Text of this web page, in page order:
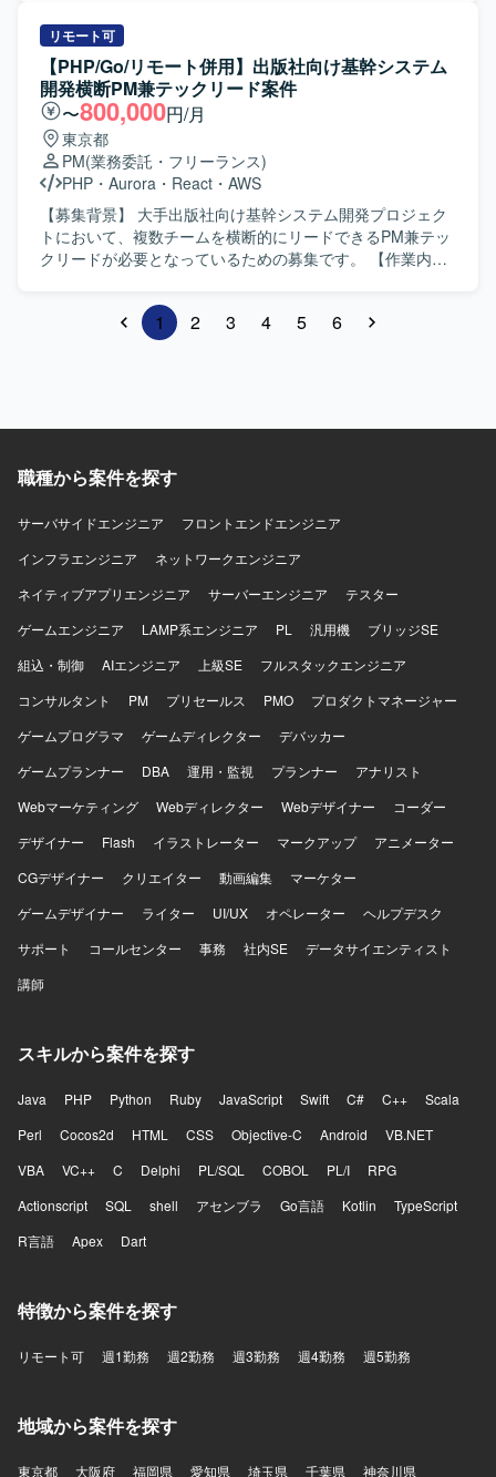
詳細設計から構築、ドキュメント作成、技術調整まで一連
の工程を通じて、上級エンジニアとしてのスキルを高めて
いただけます。 【開発環境】 Microsoft Azure をベースと
したクラウド基盤環境で作業していただきます。 IaCには
Bicep、ARM Template、Terraformなどを用い、Azure
PolicyやRBACなどを活用したガバナンス・権限管理を行い
ます。 必要に応じてAzure DevOpsなどのサービスを利用し
ながら、設計書・パラメータシートなど各種技術ドキュメ
ントを整備していただきます。
Bitrise、GitHub Actions、Terraform、BigQuery、Figmaな
どを使用します。
よびJP1ジョブのデプロイ、GrafanaやCloudWatchを用いた
監視運用、Webシステム開発環境の構築・保守運用、SQL
Serverの保守運用などを行っていただきます。 【求める人
物像】 主体的に課題解決へ取り組める方、自ら考え行動し
つつ周囲と連携しながら業務を推進できる方、新しい技術
に積極的にチャレンジできる方を求めています。 【ポジシ
ョンの魅力】 複数のクラウドプラットフォーム上でのサー
バー運用や監視運用、デプロイ業務を通じて、インフラ構
築から運用まで一貫した経験を積むことができる環境で
す。大規模なシステム基盤の運用ノウハウやIaCなどの最新
技術に触れながらスキルアップを図ることができます。
Microsoft SQL Server、JP1、Grafana、CloudWatch、Git、
Terraform、Ansible、PowerShell、GitHub Actionsなどの環
境で業務を行います。
リモート可
【PHP/Go/リモート併用】出版社向け基幹システム
開発横断PM兼テックリード案件
〜800,000円/月
東京都
PM(業務委託・フリーランス)
PHP ・ Aurora ・ React ・ AWS
【募集背景】 大手出版社向け基幹システム開発プロジェク
トにおいて、複数チームを横断的にリードできるPM兼テッ
クリードが必要となっているための募集です。 【作業内
ただきます。 ユーザーとの要件定義および折衝を担当して
いただきます。 コードレビューを含む技術的な品質管理を
行っていただきます。 テストシナリオの策定・管理を実施
ら、課題解決に主体的に取り組める方を歓迎いたします。
て、3チームを横断するPM兼テックリードとして上流から
中心とした技術スタックに加え、モダンなインフラ環境に
積むことができます。 【開発環境】 言語：PHP、Go、
TypeScript フレームワーク：Gin、GORM、Node.js、
ツール：AWS、Terraform、GitHub、NewRelic、Docker
1 2 3 4 5 6
職種から案件を探す
サーバサイドエンジニア
フロントエンドエンジニア
インフラエンジニア
ネットワークエンジニア
ネイティブアプリエンジニア
サーバーエンジニア
テスター
ゲームエンジニア
LAMP系エンジニア PL 汎用機
ブリッジSE
組込・制御
AIエンジニア 上級SE
フルスタックエンジニア
コンサルタント
PM プリセールス PMO
プロダクトマネージャー
ゲームプログラマ
ゲームディレクター
デバッカー
ゲームプランナー
DBA 運用・監視 プランナー
アナリスト
Webマーケティング
Webディレクター Webデザイナー
コーダー
デザイナー
Flash イラストレーター マークアップ
アニメーター
CGデザイナー
クリエイター 動画編集
マーケター
ゲームデザイナー
ライター UI/UX オペレーター
ヘルプデスク
サポート
コールセンター 事務 社内SE
データサイエンティスト
講師
スキルから案件を探す
Java PHP Python Ruby JavaScript Swift C# C++
Scala
Perl
Cocos2d HTML CSS Objective-C Android
VB.NET
VBA
VC++ C Delphi PL/SQL COBOL PL/I
RPG
Actionscript
SQL shell アセンブラ Go言語 Kotlin
TypeScript
R言語
Apex Dart
特徴から案件を探す
リモート可 週1勤務 週2勤務 週3勤務 週4勤務 週5勤務
地域から案件を探す
東京都 大阪府 福岡県 愛知県 埼玉県 千葉県 神奈川県